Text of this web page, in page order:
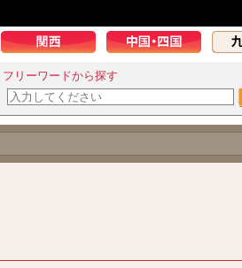
フリーワードから探す